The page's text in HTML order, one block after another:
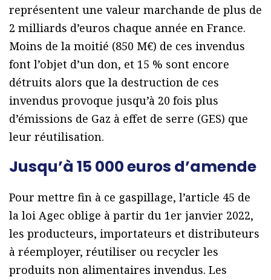
représentent une valeur marchande de plus de
2 milliards d’euros chaque année en France.
Moins de la moitié (850 M€) de ces invendus
font l’objet d’un don, et 15 % sont encore
détruits alors que la destruction de ces
invendus provoque jusqu’à 20 fois plus
d’émissions de Gaz à effet de serre (GES) que
leur réutilisation.
Jusqu’à 15 000 euros d’amende
Pour mettre fin à ce gaspillage, l’article 45 de
la loi Agec oblige à partir du 1er janvier 2022,
les producteurs, importateurs et distributeurs
à réemployer, réutiliser ou recycler les
produits non alimentaires invendus. Les